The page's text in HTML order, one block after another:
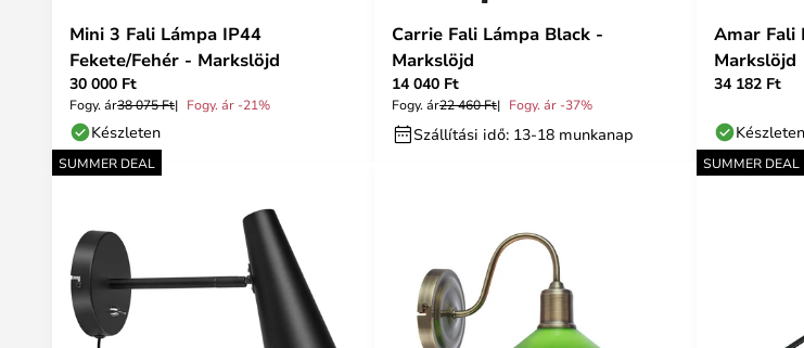
Mini 3 Fali Lámpa IP44
Fekete/Fehér - Markslöjd
30 000 Ft
Fogy. ár38 075 Ft Fogy. ár -21%
Készleten
Carrie Fali Lámpa Black -
Markslöjd
14 040 Ft
Fogy. ár22 460 Ft Fogy. ár -37%
Szállítási idő: 13-18 munkanap
Amar Fali
Markslöjd
34 182 Ft
Készleten
SUMMER DEAL SUMMER DEAL